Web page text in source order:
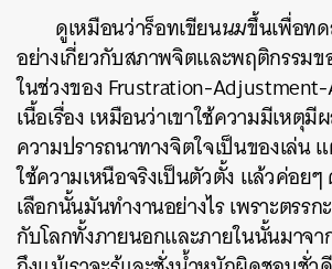
ดูเหมือนว่าร็อทเขียนนมขึ้นเพื่อท
อย่างเกี่ยวกับสภาพจิตและพฤติกรรม
ในช่วงของ Frustration-
เนื้อเรื่อง เหมือนว่าเขาใช้ความมีเหตุ
ความปรารถนาทางจิตใจเป็นของเล่น
ใช้ความเหนือจริงเป็นตัวตั้ง แล้วค่อยๆ
เลือกนั้นมันทำงานอย่างไร เพราะตรร
กับโลกทั้งภายนอกและภายในนั้นมาจา